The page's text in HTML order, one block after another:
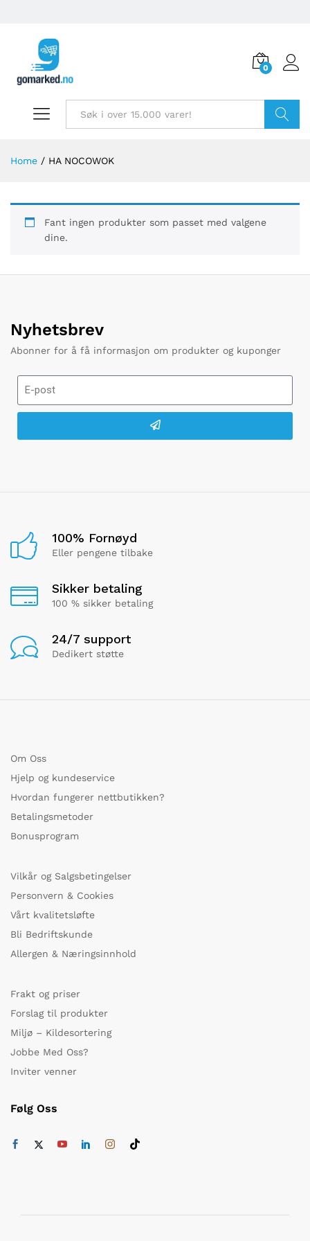
0
Home / HA NOCOWOK
Fant ingen produkter som passet med valgene
dine.
Nyhetsbrev
Abonner for å få informasjon om produkter og kuponger
100% Fornøyd
Eller pengene tilbake
Sikker betaling
100 % sikker betaling
24/7 support
Dedikert støtte
Om Oss
Hjelp og kundeservice
Hvordan fungerer nettbutikken?
Betalingsmetoder
Bonusprogram
Vilkår og Salgsbetingelser
Personvern & Cookies
Vårt kvalitetsløfte
Bli Bedriftskunde
Allergen & Næringsinnhold
Frakt og priser
Forslag til produkter
Miljø – Kildesortering
Jobbe Med Oss?
Inviter venner
Følg Oss